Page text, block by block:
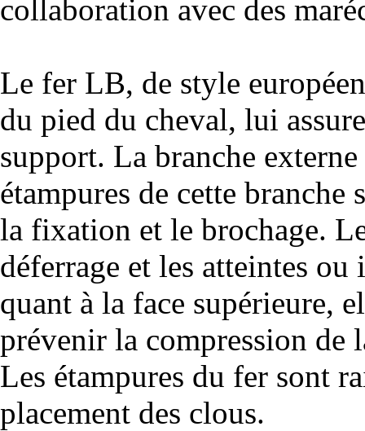
collaboration avec des
Le fer LB, de style
du pied du cheval, lui
support. La branche
étampures de cette
la fixation et le brochage.
déferrage et les atteintes ou
quant à la face supérieure,
prévenir la compression de
Les étampures du fer sont
placement des clous.